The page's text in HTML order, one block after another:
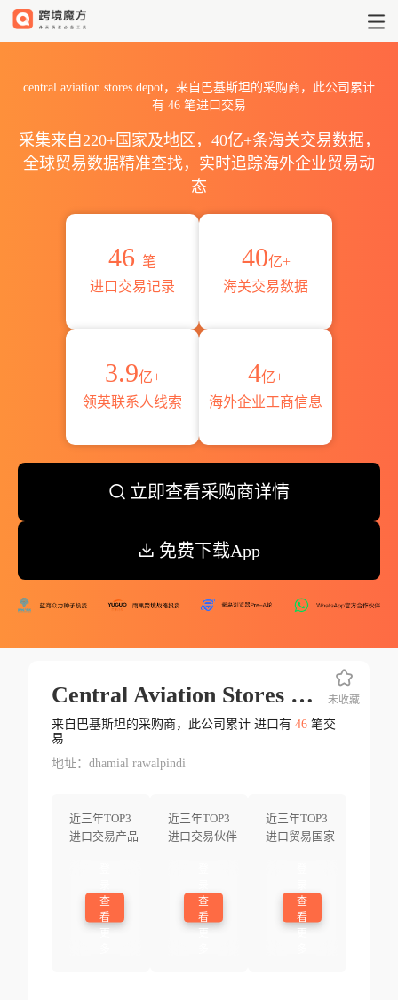
central aviation stores depot，来自巴基斯坦的采购商，此公司累计
有 46 笔进口交易
采集来自220+国家及地区，40亿+条海关交易数据，
全球贸易数据精准查找，实时追踪海外企业贸易动
态
46 笔
进口交易记录
40亿+
海关交易数据
3.9亿+
领英联系人线索
4亿+
海外企业工商信息
立即查看采购商详情
免费下载App
Central Aviation Stores Depot
来自巴基斯坦的采购商，此公司累计 进口有 46笔交
易
地址：dhamial rawalpindi
近三年TOP3
进口交易产品
查
看
近三年TOP3
进口交易伙伴
查
看
近三年TOP3
进口贸易国家
查
看
未收藏